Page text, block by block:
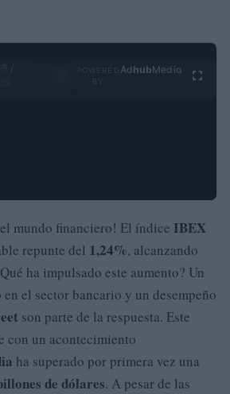
/
Ad hubMedia
mundo financiero! El índice IBEX
repunte del 1,24%, alcanzando
ha impulsado este aumento? Un
el sector bancario y un desempeño
son parte de la respuesta. Este
con un acontecimiento
ha superado por primera vez una
de dólares. A pesar de las